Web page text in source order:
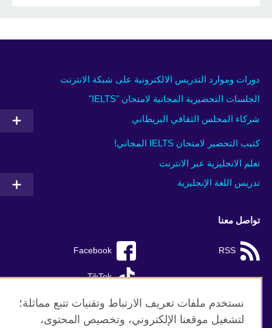
دورات وموارد التدريس الالكترونية على شبكة الانترنت
الجلسات التحضيرية المجانية لامتحان "IELTS"
شركاء المجلس الثقافي البريطاني
كتيب التحضير لامتحان IELTS المجاني!
تعلم الانجليزية عبر الانترنت
تدريس اللغة الإنجليزية
تواصل معنا
Facebook RSS
TikTok
نستخدم ملفات تعريف الارتباط وتقنيات تتبع مماثلة؛
لتشغيل موقعنا الإلكتروني، وتخصيص المحتوى،